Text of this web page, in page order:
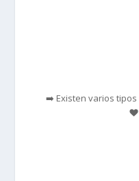
➡️ Existen varios